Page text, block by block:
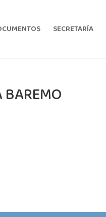
SECRETARÍA
BAREMO